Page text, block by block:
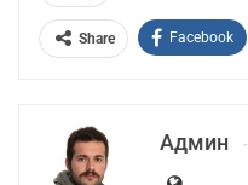
Share Facebook
Админ